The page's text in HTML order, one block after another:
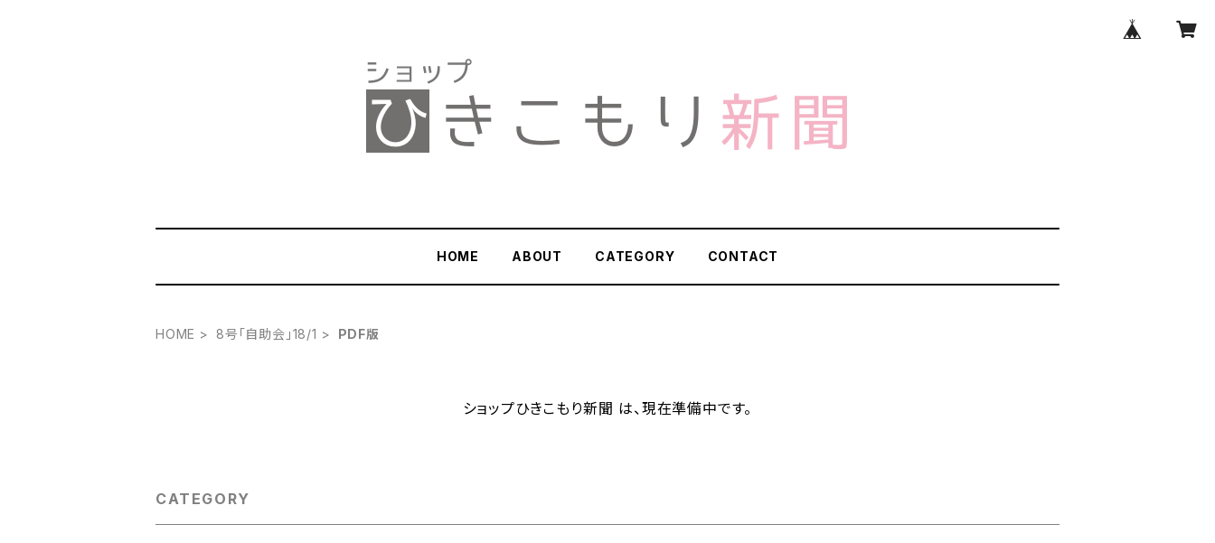
HOME ABOUT CATEGORY CONTACT
HOME 8号「自助会」18/1 PDF版
ショップひきこもり新聞 は、現在準備中です。
CATEGORY